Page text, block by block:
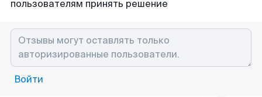
пользователям принять решение
Войти